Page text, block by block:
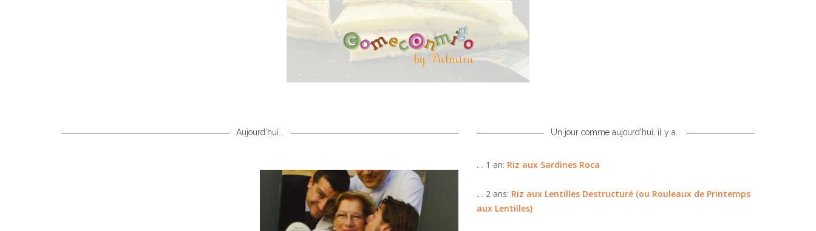
Aujourd'hui... Un jour comme aujourd'hui, il y a…
… 1 an: Riz aux Sardines Roca
… 2 ans: Riz aux Lentilles Destructuré (ou Rouleaux de Printemps
aux Lentilles)